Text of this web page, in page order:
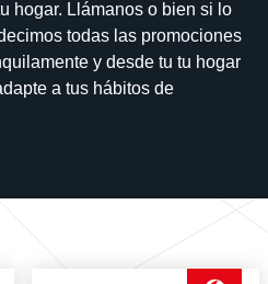
hogar. Llámanos o bien si lo
todas las promociones
y desde tu tu hogar
a tus hábitos de